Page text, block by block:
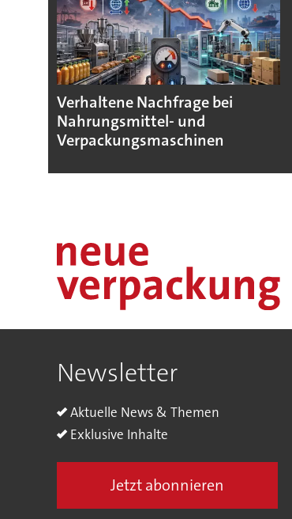
Verhaltene Nachfrage bei
Nahrungsmittel- und
Verpackungsmaschinen
Newsletter
Aktuelle News & Themen
Exklusive Inhalte
Jetzt abonnieren